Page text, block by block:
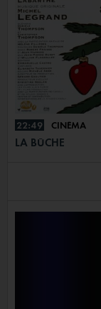
22:49 CINÉMA
LA BÛCHE